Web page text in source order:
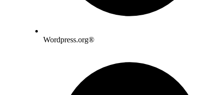
Wordpress.org®